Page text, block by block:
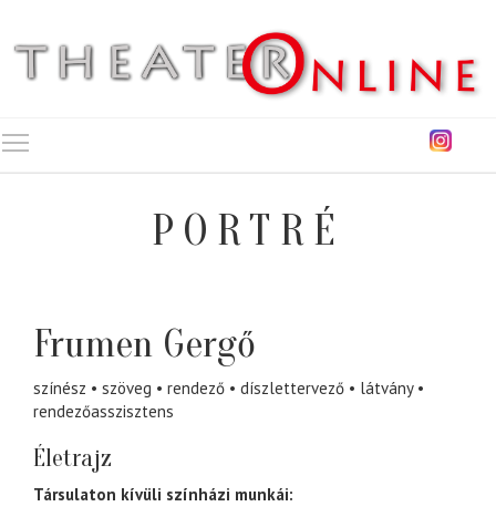
PORTRÉ
Frumen Gergő
színész szöveg rendező díszlettervező
látvány
rendezőasszisztens
Életrajz
Társulaton kívüli színházi munkái: